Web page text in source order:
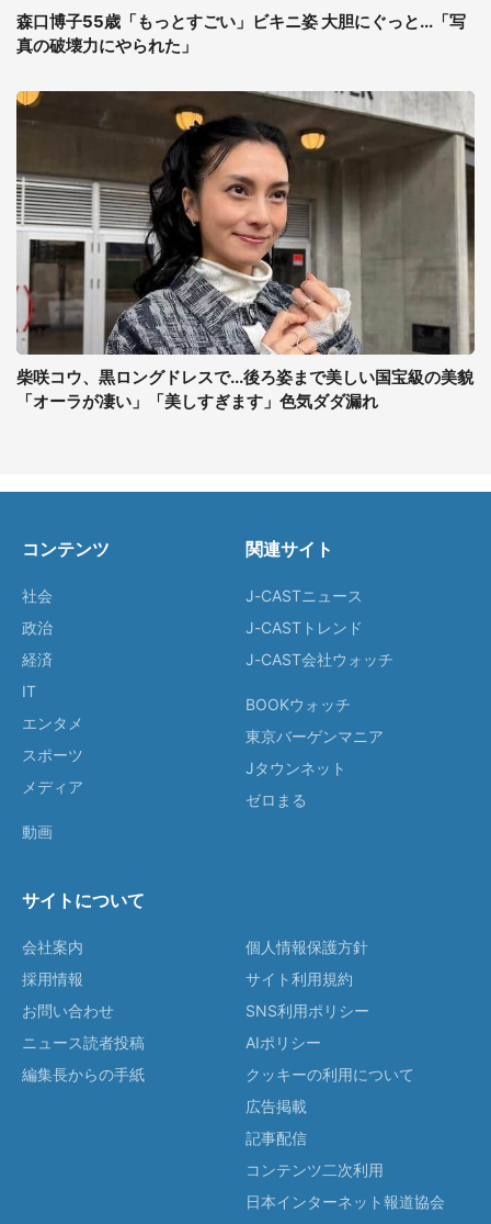
森口博子55歳「もっとすごい」ビキニ姿 大胆にぐっと...「写
真の破壊力にやられた」
柴咲コウ、黒ロングドレスで...後ろ姿まで美しい国宝級の美貌
「オーラが凄い」「美しすぎます」色気ダダ漏れ
コンテンツ
社会
政治
経済
IT
エンタメ
スポーツ
メディア
動画
関連サイト
J-CASTニュース
J-CASTトレンド
J-CAST会社ウォッチ
BOOKウォッチ
東京バーゲンマニア
Jタウンネット
ゼロまる
サイトについて
会社案内
採用情報
お問い合わせ
ニュース読者投稿
編集長からの手紙
個人情報保護方針
サイト利用規約
SNS利用ポリシー
AIポリシー
クッキーの利用について
広告掲載
記事配信
コンテンツ二次利用
日本インターネット報道協会